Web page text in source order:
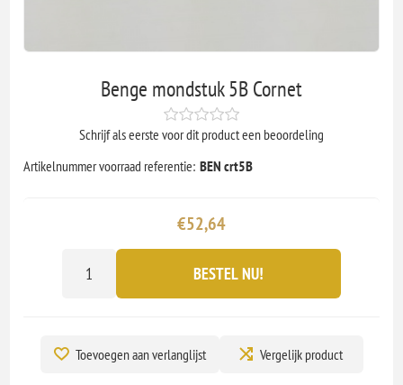
Benge mondstuk 5B Cornet
Schrijf als eerste voor dit product een beoordeling
Artikelnummer voorraad referentie: BEN crt5B
€52,64
BESTEL NU!
Toevoegen aan verlanglijst Vergelijk product